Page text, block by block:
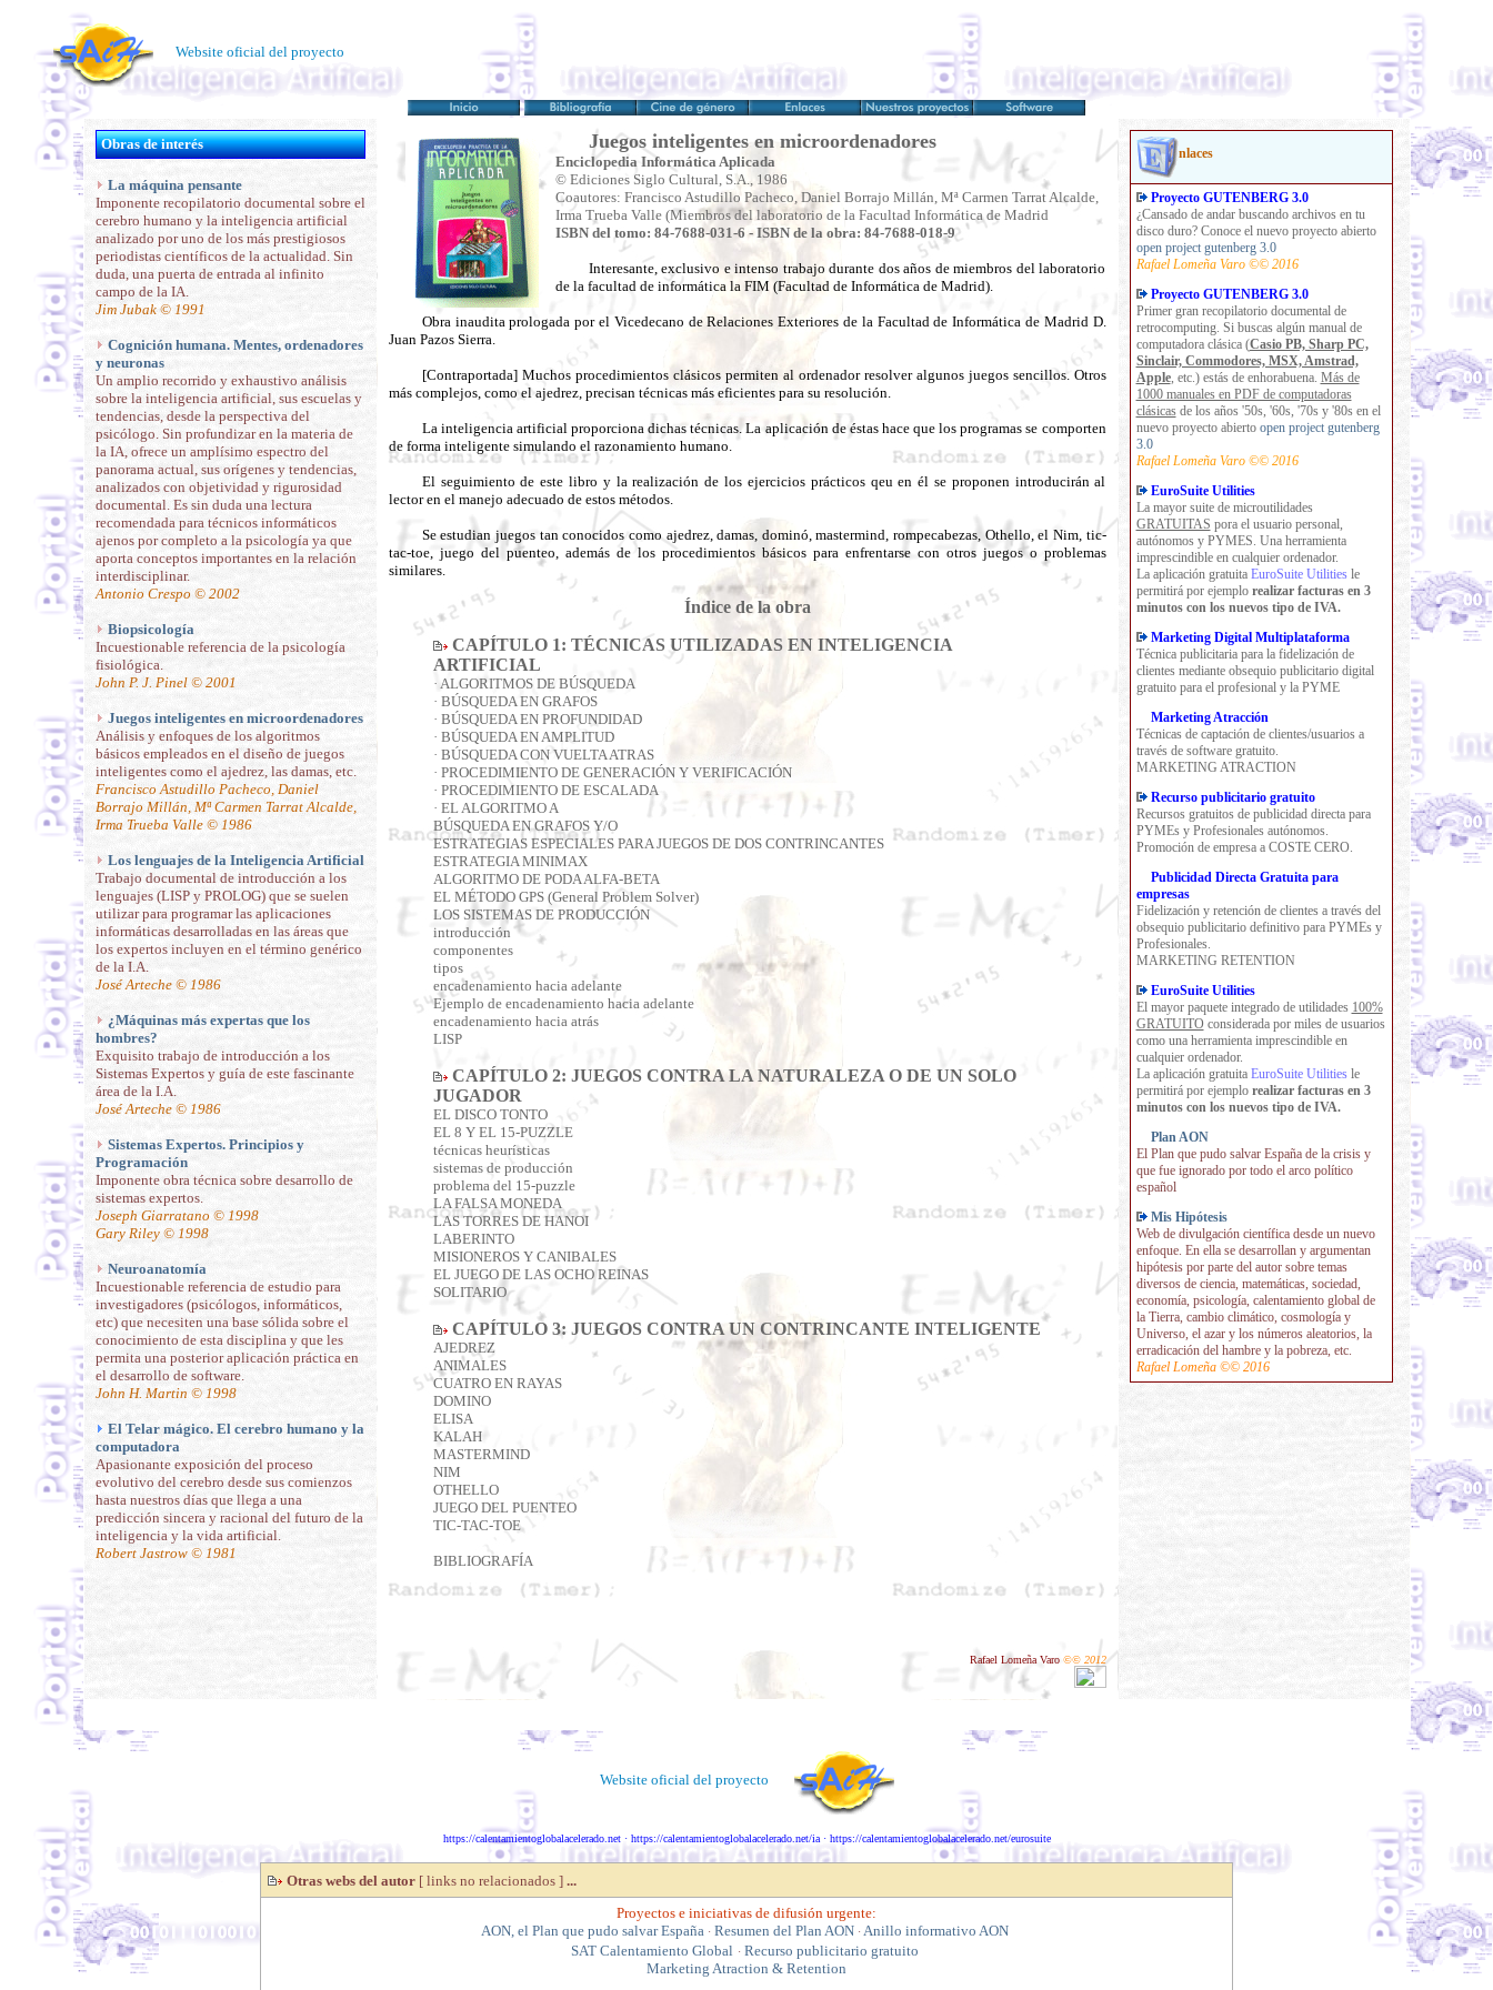
Website oficial del proyecto
Obras de interés
La máquina pensante
Imponente recopilatorio documental sobre el
cerebro humano y la inteligencia artificial
analizado por uno de los más prestigiosos
periodistas científicos de la actualidad. Sin
duda, una puerta de entrada al infinito
campo de la IA.
Jim Jubak © 1991
Cognición humana. Mentes, ordenadores
y neuronas
Un amplio recorrido y exhaustivo análisis
sobre la inteligencia artificial, sus escuelas y
tendencias, desde la perspectiva del
psicólogo. Sin profundizar en la materia de
la IA, ofrece un amplísimo espectro del
panorama actual, sus orígenes y tendencias,
analizados con objetividad y rigurosidad
documental. Es sin duda una lectura
recomendada para técnicos informáticos
ajenos por completo a la psicología ya que
aporta conceptos importantes en la relación
interdisciplinar.
Antonio Crespo © 2002
Biopsicología
Incuestionable referencia de la psicología
fisiológica.
John P. J. Pinel © 2001
Juegos inteligentes en microordenadores
Análisis y enfoques de los algoritmos
básicos empleados en el diseño de juegos
inteligentes como el ajedrez, las damas, etc.
Francisco Astudillo Pacheco, Daniel
Borrajo Millán, Mª Carmen Tarrat Alcalde,
Irma Trueba Valle © 1986
Los lenguajes de la Inteligencia Artificial
Trabajo documental de introducción a los
lenguajes (LISP y PROLOG) que se suelen
utilizar para programar las aplicaciones
informáticas desarrolladas en las áreas que
los expertos incluyen en el término genérico
de la I.A.
José Arteche © 1986
¿Máquinas más expertas que los
hombres?
Exquisito trabajo de introducción a los
Sistemas Expertos y guía de este fascinante
área de la I.A.
José Arteche © 1986
Sistemas Expertos. Principios y
Programación
Imponente obra técnica sobre desarrollo de
sistemas expertos.
Joseph Giarratano © 1998
Gary Riley © 1998
Neuroanatomía
Incuestionable referencia de estudio para
investigadores (psicólogos, informáticos,
etc) que necesiten una base sólida sobre el
conocimiento de esta disciplina y que les
permita una posterior aplicación práctica en
el desarrollo de software.
John H. Martin © 1998
El Telar mágico. El cerebro humano y la
computadora
Apasionante exposición del proceso
evolutivo del cerebro desde sus comienzos
hasta nuestros días que llega a una
predicción sincera y racional del futuro de la
inteligencia y la vida artificial.
Robert Jastrow © 1981
Juegos inteligentes en microordenadores
Enciclopedia Informática Aplicada
© Ediciones Siglo Cultural, S.A., 1986
Coautores: Francisco Astudillo Pacheco, Daniel Borrajo Millán, Mª Carmen Tarrat Alcalde,
Irma Trueba Valle (Miembros del laboratorio de la Facultad Informática de Madrid
ISBN del tomo: 84-7688-031-6 - ISBN de la obra: 84-7688-018-9
Interesante, exclusivo e intenso trabajo durante dos años de miembros del laboratorio
de la facultad de informática la FIM (Facultad de Informática de Madrid).
Obra inaudita prologada por el Vicedecano de Relaciones Exteriores de la Facultad de Informática de Madrid D.
Juan Pazos Sierra.
[Contraportada] Muchos procedimientos clásicos permiten al ordenador resolver algunos juegos sencillos. Otros
más complejos, como el ajedrez, precisan técnicas más eficientes para su resolución.
La inteligencia artificial proporciona dichas técnicas. La aplicación de éstas hace que los programas se comporten
de forma inteligente simulando el razonamiento humano.
El seguimiento de este libro y la realización de los ejercicios prácticos qeu en él se proponen introducirán al
lector en el manejo adecuado de estos métodos.
Se estudian juegos tan conocidos como ajedrez, damas, dominó, mastermind, rompecabezas, Othello, el Nim, tic-
tac-toe, juego del puenteo, además de los procedimientos básicos para enfrentarse con otros juegos o problemas
similares.
Índice de la obra
CAPÍTULO 1: TÉCNICAS UTILIZADAS EN INTELIGENCIA
ARTIFICIAL
· ALGORITMOS DE BÚSQUEDA
· BÚSQUEDA EN GRAFOS
· BÚSQUEDA EN PROFUNDIDAD
· BÚSQUEDA EN AMPLITUD
· BÚSQUEDA CON VUELTA ATRAS
· PROCEDIMIENTO DE GENERACIÓN Y VERIFICACIÓN
· PROCEDIMIENTO DE ESCALADA
· EL ALGORITMO A
BÚSQUEDA EN GRAFOS Y/O
ESTRATEGIAS ESPECIALES PARA JUEGOS DE DOS CONTRINCANTES
ESTRATEGIA MINIMAX
ALGORITMO DE PODA ALFA-BETA
EL MÉTODO GPS (General Problem Solver)
LOS SISTEMAS DE PRODUCCIÓN
introducción
componentes
tipos
encadenamiento hacia adelante
Ejemplo de encadenamiento hacia adelante
encadenamiento hacia atrás
LISP
CAPÍTULO 2: JUEGOS CONTRA LA NATURALEZA O DE UN SOLO
JUGADOR
EL DISCO TONTO
EL 8 Y EL 15-PUZZLE
técnicas heurísticas
sistemas de producción
problema del 15-puzzle
LA FALSA MONEDA
LAS TORRES DE HANOI
LABERINTO
MISIONEROS Y CANIBALES
EL JUEGO DE LAS OCHO REINAS
SOLITARIO
CAPÍTULO 3: JUEGOS CONTRA UN CONTRINCANTE INTELIGENTE
AJEDREZ
ANIMALES
CUATRO EN RAYAS
DOMINO
ELISA
KALAH
MASTERMIND
NIM
OTHELLO
JUEGO DEL PUENTEO
TIC-TAC-TOE
BIBLIOGRAFÍA
Rafael Lomeña Varo ©© 2012
nlaces
Proyecto GUTENBERG 3.0
¿Cansado de andar buscando archivos en tu
disco duro? Conoce el nuevo proyecto abierto
open project gutenberg 3.0
Rafael Lomeña Varo ©© 2016
Proyecto GUTENBERG 3.0
Primer gran recopilatorio documental de
retrocomputing. Si buscas algún manual de
computadora clásica (Casio PB, Sharp PC,
Sinclair, Commodores, MSX, Amstrad,
Apple, etc.) estás de enhorabuena. Más de
1000 manuales en PDF de computadoras
clásicasde los años '50s, '60s, '70s y '80s enel
nuevo proyecto abierto open project gutenberg
3.0
Rafael Lomeña Varo ©© 2016
EuroSuite Utilities
La mayor suite de microutilidades
GRATUITAS pora el usuario personal,
autónomos y PYMES. Una herramienta
imprescindible en cualquier ordenador.
La aplicación gratuita EuroSuite Utilities le
permitirá por ejemplo realizar facturas en 3
minutos con los nuevos tipo de IVA.
Marketing Digital Multiplataforma
Técnica publicitaria para la fidelización de
clientes mediante obsequio publicitario digital
gratuito para el profesional y la PYME
Marketing Atracción
Técnicas de captación de clientes/usuarios a
través de software gratuito.
MARKETING ATRACTION
Recurso publicitario gratuito
Recursos gratuitos de publicidad directa para
PYMEs y Profesionales autónomos.
Promoción de empresa a COSTE CERO.
Publicidad Directa Gratuita para
empresas
Fidelización y retención de clientes a través del
obsequio publicitario definitivo para PYMEs y
Profesionales.
MARKETING RETENTION
EuroSuite Utilities
El mayor paquete integrado de utilidades 100%
GRATUITOconsiderada por miles de usuarios
como una herramienta imprescindible en
cualquier ordenador.
La aplicación gratuita EuroSuite Utilities le
permitirá por ejemplo realizar facturas en 3
minutos con los nuevos tipo de IVA.
Plan AON
El Plan que pudo salvar España de la crisis y
que fue ignorado por todo el arco político
español
Mis Hipótesis
Web de divulgación científica desde un nuevo
enfoque. En ella se desarrollan y argumentan
hipótesis por parte del autor sobre temas
diversos de ciencia, matemáticas, sociedad,
economía, psicología, calentamiento global de
la Tierra, cambio climático, cosmología y
Universo, el azar y los números aleatorios, la
erradicación del hambre y la pobreza, etc.
Rafael Lomeña ©© 2016
Website oficial del proyecto
https://calentamientoglobalacelerado.net· https://calentamientoglobalacelerado.net/ia· https://calentamientoglobalacelerado.net/eurosuite
Otras webs del autor [ links no relacionados ] ...
Proyectos e iniciativas de difusión urgente:
AON, el Plan que pudo salvar España · Resumen del Plan AON · Anillo informativo AON
SAT Calentamiento Global · Recurso publicitario gratuito
Marketing Atraction & Retention